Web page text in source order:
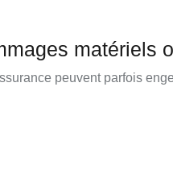
matériels
peuvent parfois